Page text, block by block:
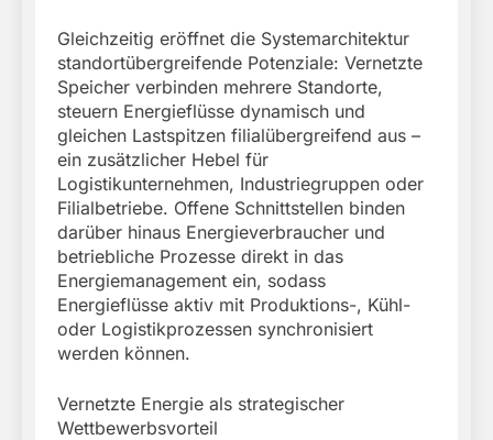
Gleichzeitig eröffnet die Systemarchitektur
standortübergreifende Potenziale: Vernetzte
Speicher verbinden mehrere Standorte,
steuern Energieflüsse dynamisch und
gleichen Lastspitzen filialübergreifend aus –
ein zusätzlicher Hebel für
Logistikunternehmen, Industriegruppen oder
Filialbetriebe. Offene Schnittstellen binden
darüber hinaus Energieverbraucher und
betriebliche Prozesse direkt in das
Energiemanagement ein, sodass
Energieflüsse aktiv mit Produktions-, Kühl-
oder Logistikprozessen synchronisiert
werden können.
Vernetzte Energie als strategischer
Wettbewerbsvorteil